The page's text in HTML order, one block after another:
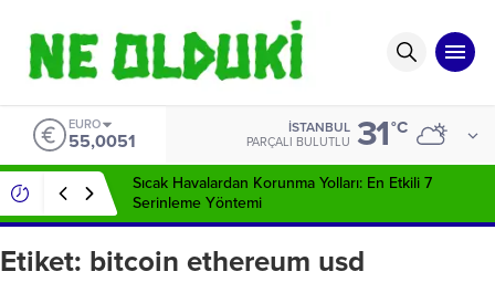
EURO
55,0051
İSTANBUL
PARÇALI BULUTLU 31°C
Sıcak Havalardan Korunma Yolları: En Etkili 7
Serinleme Yöntemi
Etiket: bitcoin ethereum usd